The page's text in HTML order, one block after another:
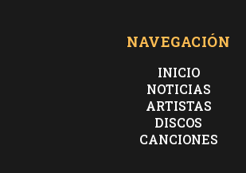
NAVEGACIÓN
INICIO
NOTICIAS
ARTISTAS
DISCOS
CANCIONES